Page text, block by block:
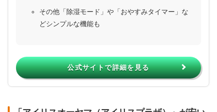
その他「除湿モード」や「おやすみタイマー」な
どシンプルな機能も
公式サイトで詳細を見る